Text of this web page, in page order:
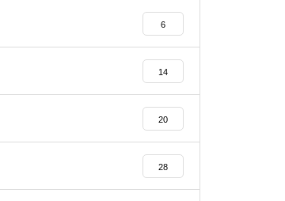
6
14
20
28